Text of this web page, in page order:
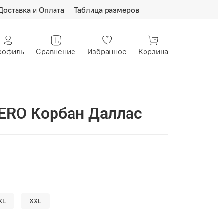
и Оплата Таблица размеров
Сравнение Избранное Корзина
Корбан Даллас
XXL